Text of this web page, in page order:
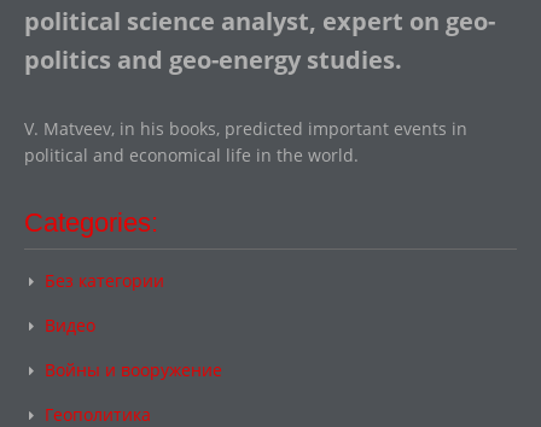
political science analyst, expert on geo-
politics and geo-energy studies.
V. Matveev, in his books, predicted important events in
political and economical life in the world.
Categories:
Без категории
Видео
Войны и вооружение
Геополитика